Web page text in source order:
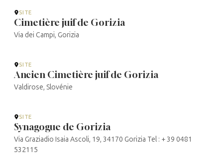
SITE
Cimetière juif de Gorizia
Via dei Campi, Gorizia
SITE
Ancien Cimetière juif de Gorizia
Valdirose, Slovénie
SITE
Synagogue de Gorizia
Via Graziadio Isaia Ascoli, 19, 34170 Gorizia Tel : + 39 0481
532115